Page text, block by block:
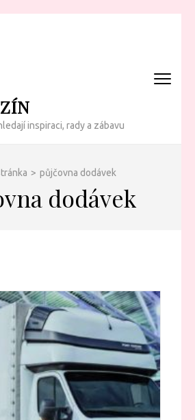
inspiraci, rady a zábavu
> půjčovna dodávek
dodávek